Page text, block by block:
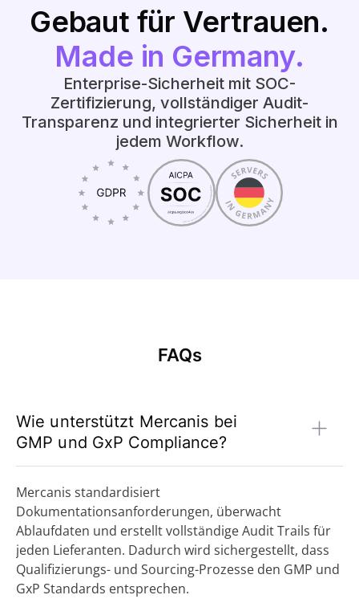
Gebaut für Vertrauen.
Made in Germany.
Enterprise-Sicherheit mit SOC-
Zertifizierung, vollständiger Audit-
Transparenz und integrierter Sicherheit in
jedem Workflow.
FAQs
Wie unterstützt Mercanis bei
GMP und GxP Compliance?
Mercanis standardisiert
Dokumentationsanforderungen, überwacht
Ablaufdaten und erstellt vollständige Audit Trails für
jeden Lieferanten. Dadurch wird sichergestellt, dass
Qualifizierungs- und Sourcing-Prozesse den GMP und
GxP Standards entsprechen.